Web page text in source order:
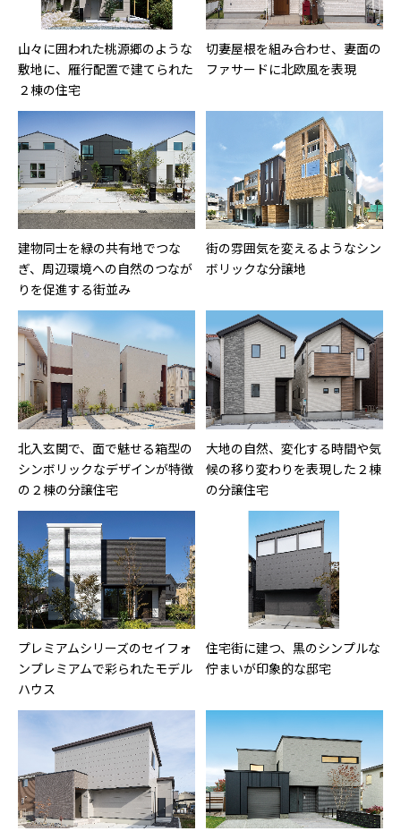
山々に囲われた桃源郷のような
敷地に、雁行配置で建てられた
２棟の住宅
切妻屋根を組み合わせ、妻面の
ファサードに北欧風を表現
建物同士を緑の共有地でつな
ぎ、周辺環境への自然のつなが
りを促進する街並み
街の雰囲気を変えるようなシン
ボリックな分譲地
北入玄関で、面で魅せる箱型の
シンボリックなデザインが特徴
の２棟の分譲住宅
大地の自然、変化する時間や気
候の移り変わりを表現した２棟
の分譲住宅
プレミアムシリーズのセイフォ
ンプレミアムで彩られたモデル
ハウス
住宅街に建つ、黒のシンプルな
佇まいが印象的な邸宅